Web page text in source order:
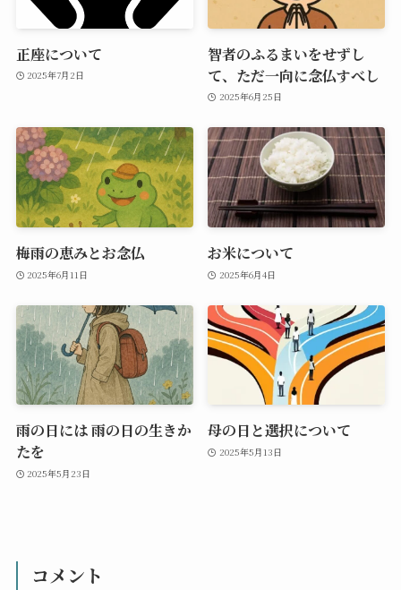
正座について
2025年7月2日
智者のふるまいをせずし
て、ただ一向に念仏すべし
2025年6月25日
梅雨の恵みとお念仏
2025年6月11日
お米について
2025年6月4日
雨の日には 雨の日の生きか
たを
2025年5月23日
母の日と選択について
2025年5月13日
コメント